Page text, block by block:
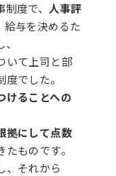
度で、 人事評
給与を決めるた
、
いて上司と部
でした。
けることへの
拠にして点数
ものです。
、それから